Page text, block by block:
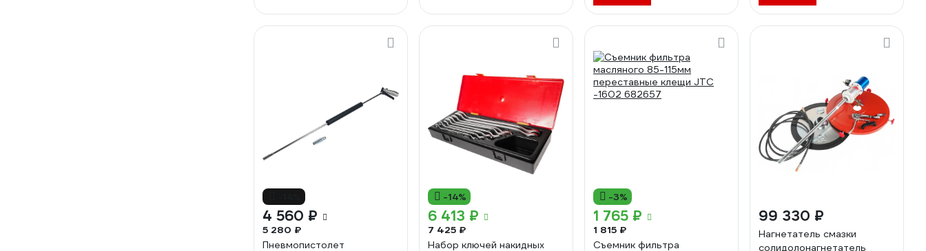
4 560 ₽
5 280 ₽
Пневмопистолет
-14%
6 413 ₽
7 425 ₽
Набор ключей накидных
-3%
1 765 ₽
1 815 ₽
Съемник фильтра
99 330 ₽
Нагнетатель смазки
солидолонагнетатель